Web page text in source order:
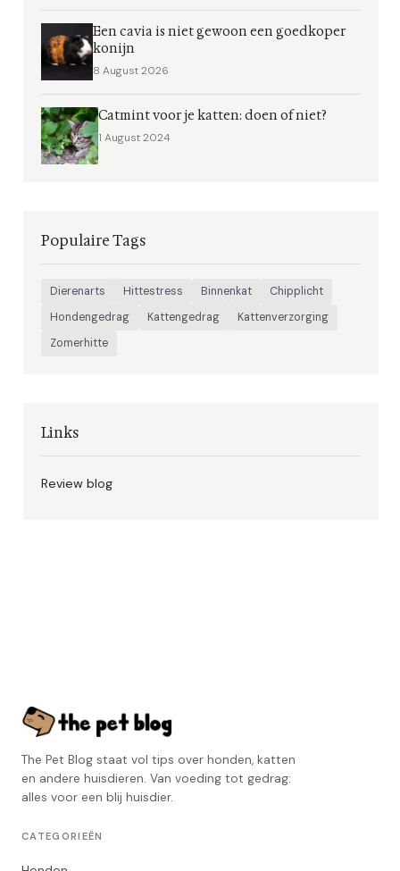
Een cavia is niet gewoon een goedkoper
konijn
8 August 2026
Catmint voor je katten: doen of niet?
1 August 2024
Populaire Tags
Dierenarts Hittestress Binnenkat
Chipplicht
Hondengedrag
Kattengedrag
Kattenverzorging
Zomerhitte
Links
Review blog
The Pet Blog staat vol tips over honden, katten
en andere huisdieren. Van voeding tot gedrag:
alles voor een blij huisdier.
CATEGORIEËN